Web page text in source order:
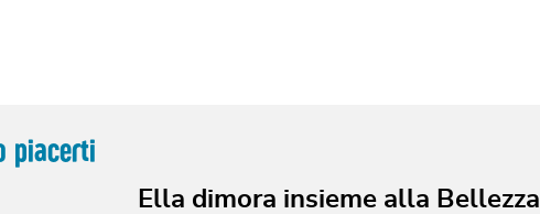
piacerti
Ella dimora insieme alla Bellezza